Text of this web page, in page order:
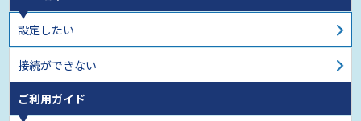
設定したい
接続ができない
ご利用ガイド